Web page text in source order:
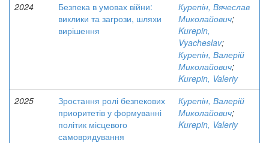
2024
Безпека в умовах війни:
виклики та загрози, шляхи
вирішення
Курепін, Вячеслав
Миколайович;
Kurepin,
Vyacheslav;
Курепін, Валерій
Миколайович;
Kurepin, Valeriy
2025
Зростання ролі безпекових
приоритетів у формуванні
політик місцевого
самоврядування
Курепін, Валерій
Миколайович;
Kurepin, Valeriy